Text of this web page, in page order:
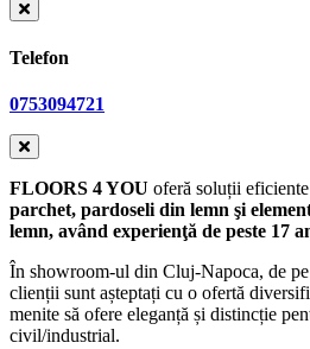
Telefon
0753094721
FLOORS 4 YOU oferă soluții
parchet, pardoseli din lemn şi
lemn, având experienţă de peste 17
În showroom-ul din Cluj-Napoca, de
clienții sunt așteptați cu o ofertă
menite să ofere eleganță și distincție
civil/industrial.